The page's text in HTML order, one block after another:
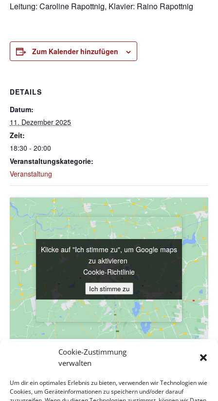
Cookie-Zustimmung
verwalten
Um dir ein optimales Erlebnis zu bieten, verwenden wir Technologien wie
Cookies, um Geräteinformationen zu speichern und/oder darauf
Leitung: Caroline Rapottnig, Klavier: Raino Rapottnig
Zum Kalender hinzufügen
DETAILS
Datum:
11. Dezember 2025
Zeit:
18:30 - 20:00
Veranstaltungskategorie:
Veranstaltung
VERANSTALTUNGSORT
Cumberlandstraße 48
Wien, Wien 1140 Österreich Google Karte anzeigen
Klicke auf "Ich stimme zu", um Google maps
zu aktivieren
Cookie-Richtlinie
Ich stimme zu
Klicke auf "Ich stimme zu", um Google maps
zu aktivieren
Cookie-Richtlinie
Ich stimme zu